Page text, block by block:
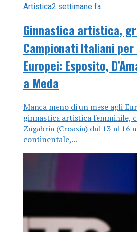
Artistica2 settimane fa
Ginnastica artistica,
Campionati Italiani
Europei: Esposito,
a Meda
Manca meno di un mese agli
ginnastica artistica femminile,
Zagabria (Croazia) dal 13 al 16
continentale,...